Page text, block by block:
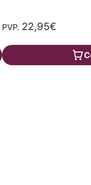
PVP. 22,95€